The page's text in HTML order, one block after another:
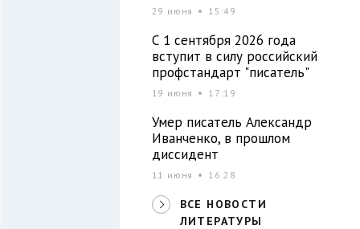
29 июня 15:49
С 1 сентября 2026 года
вступит в силу российский
профстандарт "писатель"
19 июня 17:19
Умер писатель Александр
Иванченко, в прошлом
диссидент
11 июня 16:28
ВСЕ НОВОСТИ
ЛИТЕРАТУРЫ